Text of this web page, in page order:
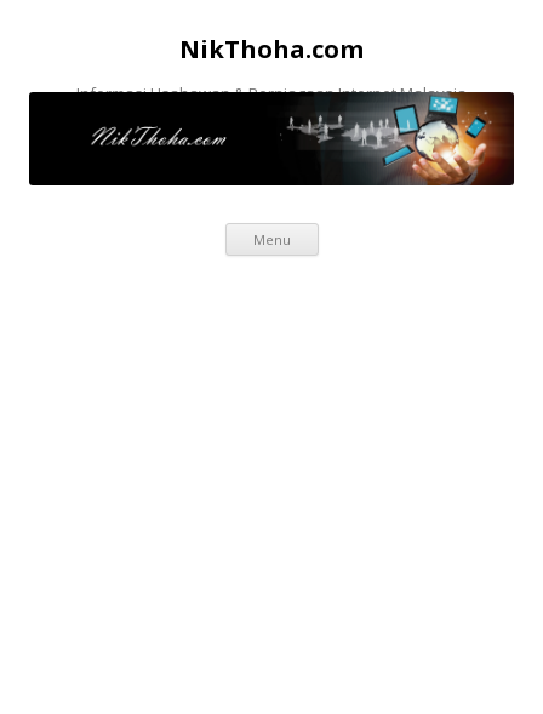
NikThoha.com
Informasi Usahawan & Perniagaan Internet Malaysia
Menu
Skip to content